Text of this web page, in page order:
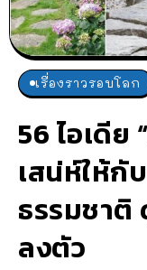
เรื่องราวรอบโลก
56 ไอเดีย
เสน่ห์ให้กั
ธรรมชาติ
ลงตัว